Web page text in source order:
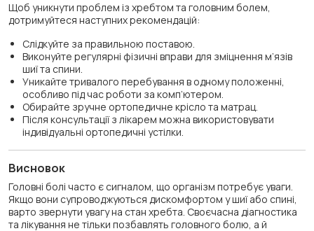
Щоб уникнути проблем із хребтом та головним болем,
дотримуйтеся наступних рекомендацій:
Слідкуйте за правильною поставою.
Виконуйте регулярні фізичні вправи для зміцнення м’язів
шиї та спини.
Уникайте тривалого перебування в одному положенні,
особливо під час роботи за комп’ютером.
Обирайте зручне ортопедичне крісло та матрац.
Після консультації з лікарем можна використовувати
індивідуальні ортопедичні устілки.
Висновок
Головні болі часто є сигналом, що організм потребує уваги.
Якщо вони супроводжуються дискомфортом у шиї або спині,
варто звернути увагу на стан хребта. Своєчасна діагностика
та лікування не тільки позбавлять головного болю, а й